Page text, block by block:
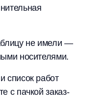
не имели —
носителями.
список работ
с пачкой заказ-